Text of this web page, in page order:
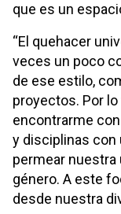
que es un
“El quehacer
veces un poco
de ese estilo,
proyectos. Por
encontrarme
y disciplinas con
permear nuestra
género. A este
desde nuestra